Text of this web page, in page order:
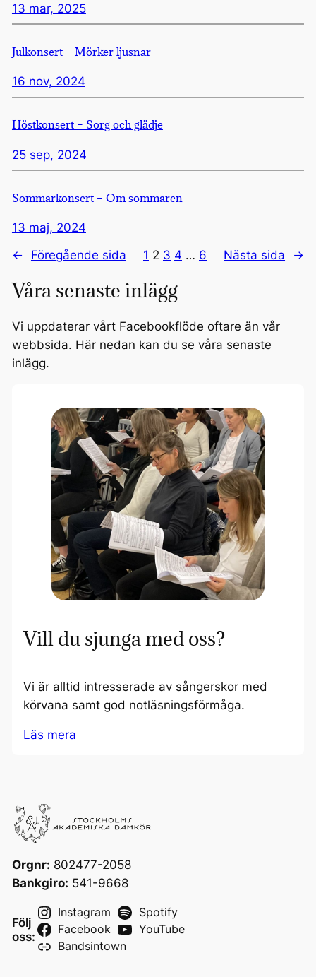
13 mar, 2025
Julkonsert – Mörker ljusnar
16 nov, 2024
Höstkonsert – Sorg och glädje
25 sep, 2024
Sommarkonsert – Om sommaren
13 maj, 2024
←
Föregående sida 1 2 3 4 … 6 Nästa sida →
Våra senaste inlägg
Vi uppdaterar vårt Facebookflöde oftare än vår
webbsida. Här nedan kan du se våra senaste
inlägg.
Vill du sjunga med oss?
Vi är alltid intresserade av sångerskor med
körvana samt god notläsningsförmåga.
Läs mera
Orgnr: 802477-2058
Bankgiro: 541-9668
Följ
oss:
Instagram
Spotify
Facebook
YouTube
Bandsintown